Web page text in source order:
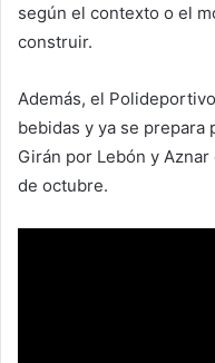
según el contexto o el
construir.
Además, el
bebidas y ya se prepara
Girán por Lebón y
de octubre.